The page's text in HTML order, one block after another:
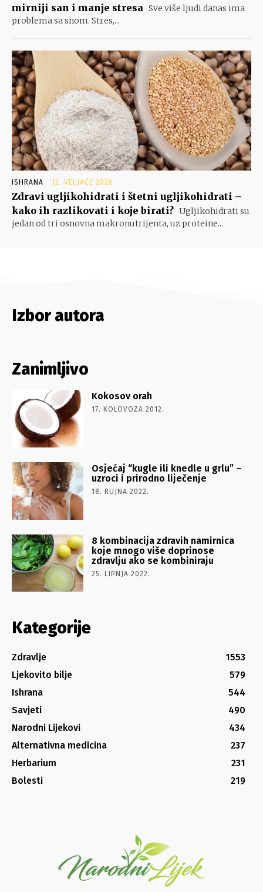
mirniji san i manje stresa Sve više ljudi danas ima
problema sa snom. Stres,...
ISHRANA 12. VELJAČE 2026.
Zdravi ugljikohidrati i štetni ugljikohidrati –
kako ih razlikovati i koje birati? Ugljikohidrati su
jedan od tri osnovna makronutrijenta, uz proteine...
Izbor autora
Zanimljivo
Kokosov orah
17. KOLOVOZA 2012.
Osjećaj “kugle ili knedle u grlu” –
uzroci i prirodno liječenje
18. RUJNA 2022.
8 kombinacija zdravih namirnica
koje mnogo više doprinose
zdravlju ako se kombiniraju
25. LIPNJA 2022.
Kategorije
Zdravlje
1553
Ljekovito bilje
579
Ishrana
544
Savjeti
490
Narodni Lijekovi
434
Alternativna medicina
237
Herbarium
231
Bolesti
219